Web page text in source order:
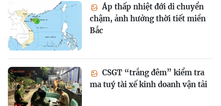
Áp thấp nhiệt đới di chuyển
chậm, ảnh hưởng thời tiết miền
Bắc
CSGT “trắng đêm” kiểm tra
ma tuý tài xế kinh doanh vận tải